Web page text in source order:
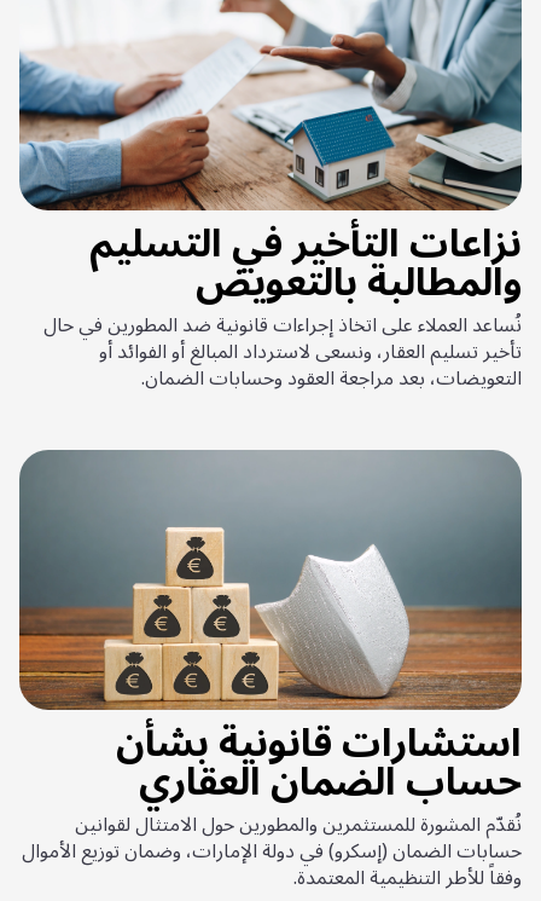
نزاعات التأخير في التسليم
والمطالبة بالتعويض
نُساعد العملاء على اتخاذ إجراءات قانونية ضد المطورين في حال
تأخير تسليم العقار، ونسعى لاسترداد المبالغ أو الفوائد أو
التعويضات، بعد مراجعة العقود وحسابات الضمان.
استشارات قانونية بشأن
حساب الضمان العقاري
نُقدّم المشورة للمستثمرين والمطورين حول الامتثال لقوانين
حسابات الضمان (إسكرو) في دولة الإمارات، وضمان توزيع الأموال
وفقاً للأطر التنظيمية المعتمدة.